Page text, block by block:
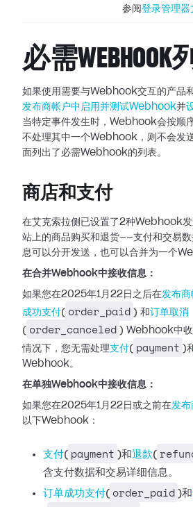
参阅 登录管理器
必需WEBHOOK
如果使用需要与Webhook交互的产品
发布商帐户中启用并测试Webhook并
当特定事件发生时，Webhook会按顺
不处理其中一个Webhook，则不会发
面列出了必需Webhook的列表。
商店和支付
在艾克索拉侧已设置了2种Webhook发
站上的商品购买和退货——支付和交易
息可以分开发送，也可以合并为一个
在合并Webhook中接收信息：
如果您在2025年1月22日之后在发布商
成功支付( order_paid ) 和订单取消
( order_canceled ) Webhook中收
情况下，您无需处理支付( payment )
Webhook。
在单独Webhook中接收信息：
如果您在2025年1月22日或之前在发布
以下Webhook：
支付( payment )和退款(
含支付数据和交易详细信息。
订单成功支付( order_paid )和